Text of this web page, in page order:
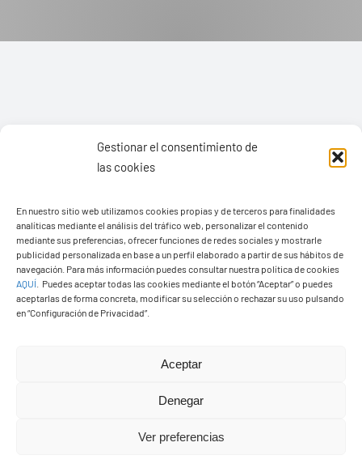
Gestionar el consentimiento de
las cookies
En nuestro sitio web utilizamos cookies propias y de terceros para finalidades
analíticas mediante el análisis del tráfico web, personalizar el contenido
mediante sus preferencias, ofrecer funciones de redes sociales y mostrarle
publicidad personalizada en base a un perfil elaborado a partir de sus hábitos de
navegación. Para más información puedes consultar nuestra política de cookies
AQUÍ
Puedes aceptar todas las cookies mediante el botón “Aceptar” o puedes
aceptarlas de forma concreta, modificar su selección o rechazar su uso pulsando
en “Configuración de Privacidad”.
Aceptar
Denegar
Ver preferencias
Ayuntamiento de Yaiza
Pza. de Los Remedios, 1